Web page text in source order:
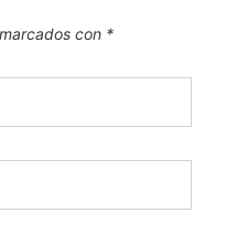
con *